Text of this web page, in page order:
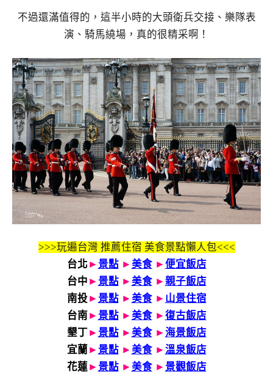
不過還滿值得的，這半小時的大頭衛兵交接、樂隊表
演、騎馬繞場，真的很精采啊！
>>>玩遍台灣 推薦住宿 美食景點懶人包<<<
台北 ► 景點 ► 美食► 便宜飯店
台中 ► 景點 ► 美食► 親子飯店
南投► 景點 ► 美食► 山景住宿
台南► 景點 ► 美食► 復古飯店
墾丁► 景點 ► 美食► 海景飯店
宜蘭 ► 景點 ► 美食► 溫泉飯店
花蓮► 景點 ► 美食► 景觀飯店